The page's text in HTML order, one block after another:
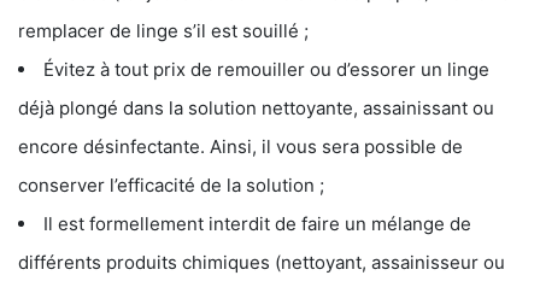
remplacer de linge s’il est souillé ;
Évitez à tout prix de remouiller ou d’essorer un linge
déjà plongé dans la solution nettoyante, assainissant ou
encore désinfectante. Ainsi, il vous sera possible de
conserver l’efficacité de la solution ;
Il est formellement interdit de faire un mélange de
différents produits chimiques (nettoyant, assainisseur ou